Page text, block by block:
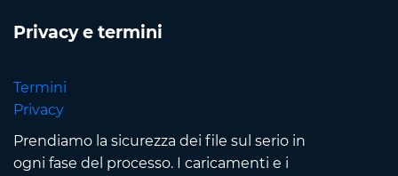
Privacy e termini
Termini
Privacy
Prendiamo la sicurezza dei file sul serio in
ogni fase del processo. I caricamenti e i